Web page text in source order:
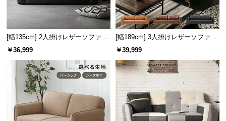
お
オフィスの応接室として
重厚感のあるモダンデザインが生み出す上質で品の
ある雰囲気は、オフィスの応接室などビジネスシー
ンに最適です。
[幅135cm] 2人掛けレザーソファ モ
ダン 応接ソファ 肘付き 天然木構
￥36,999
[幅189cm] 3人掛けレザーソファ モ
ダン ヴィンテージ スクエアフォル
￥39,999